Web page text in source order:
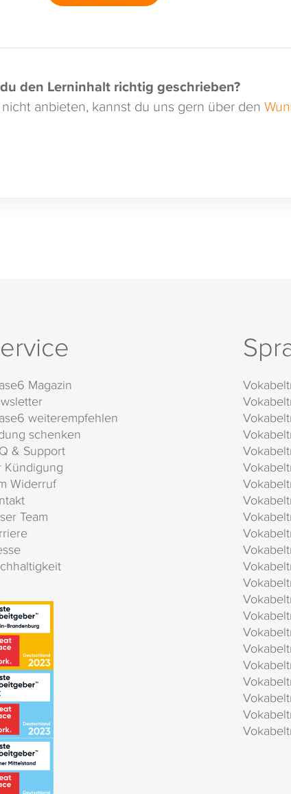
den Lerninhalt richtig geschrieben?
anbieten, kannst du uns gern über den
Magazin
weiterempfehlen
schenken
& Support
Kündigung
Widerruf
Team